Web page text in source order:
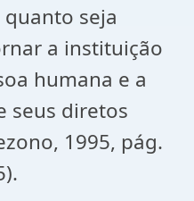
seja
a instituição
humana e a
seus diretos
1995, pág.